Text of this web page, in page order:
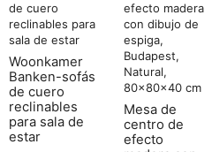
Woonkamer
Banken-sofás
de cuero
reclinables
para sala de
estar
Mesa de
centro de
efecto